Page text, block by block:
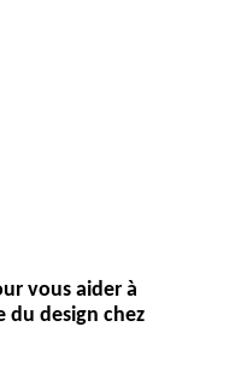
vous aider à
du design chez